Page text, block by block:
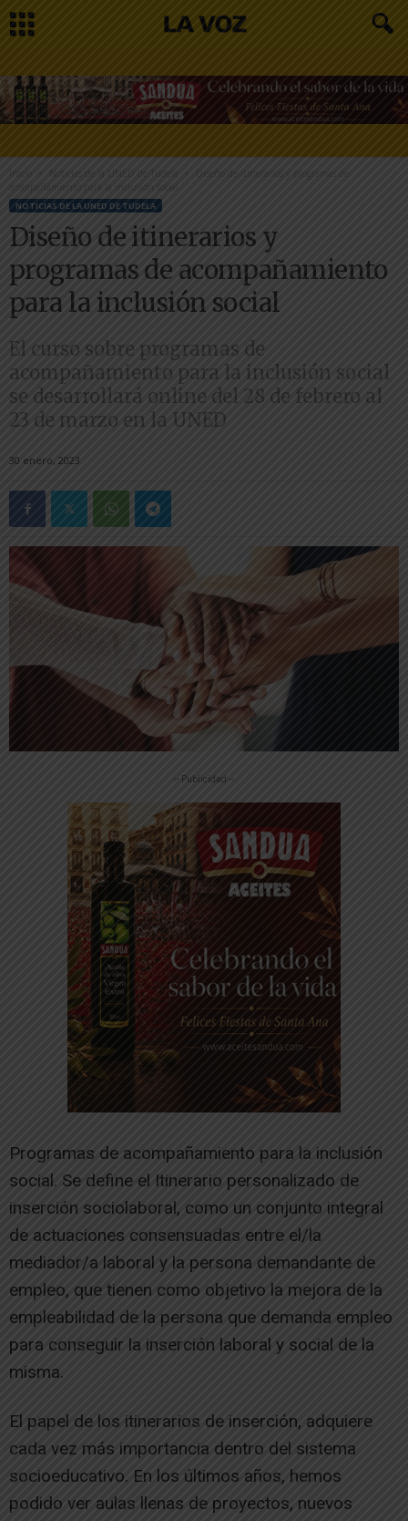
Inicio Noticias de la UNED de Tudela
Diseño de itinerarios y programas de
acompañamiento para la inclusión social
NOTICIAS DE LA UNED DE TUDELA
Diseño de itinerarios y
programas de acompañamiento
para la inclusión social
El curso sobre programas de
acompañamiento para la inclusión social
se desarrollará online del 28 de febrero al
23 de marzo en la UNED
30 enero, 2023
-- Publicidad --
Programas de acompañamiento para la inclusión
social. Se define el Itinerario personalizado de
inserción sociolaboral, como un conjunto integral
de actuaciones consensuadas entre el/la
mediador/a laboral y la persona demandante de
empleo, que tienen como objetivo la mejora de la
empleabilidad de la persona que demanda empleo
para conseguir la inserción laboral y social de la
misma.
El papel de los itinerarios de inserción, adquiere
cada vez más importancia dentro del sistema
socioeducativo. En los últimos años, hemos
podido ver aulas llenas de proyectos, nuevos